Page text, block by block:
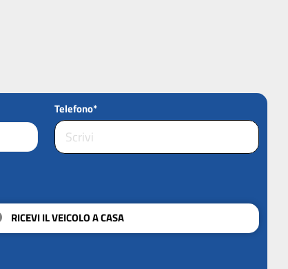
Telefono*
RICEVI IL VEICOLO A CASA